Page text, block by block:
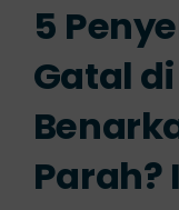
5
Gatal
Parah?